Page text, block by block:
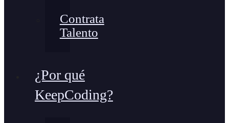
Contrata
Talento
¿Por qué
KeepCoding?